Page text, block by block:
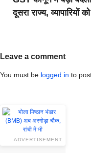
दूसरा राज्य, व्यापारियों
Leave a comment
You must be logged in to
ADVERTISEMENT